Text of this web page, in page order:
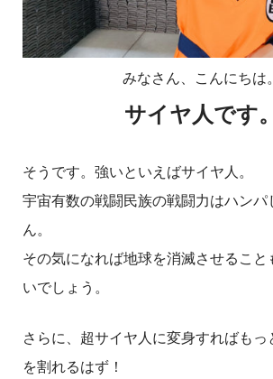
みなさん、こんにちは。
サイヤ人です。
そうです。強いといえばサイヤ人。
宇宙有数の戦闘民族の戦闘力はハンパ
ん。
その気になれば地球を消滅させること
いでしょう。
さらに、超サイヤ人に変身すればもっ
を割れるはず！